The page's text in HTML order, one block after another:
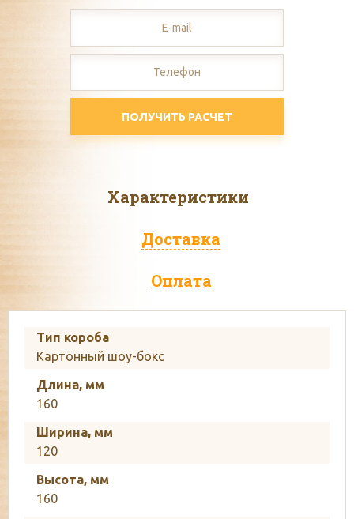
ПОЛУЧИТЬ РАСЧЕТ
Характеристики
Доставка
Оплата
Тип короба
Картонный шоу-бокс
Длина, мм
160
Ширина, мм
120
Высота, мм
160